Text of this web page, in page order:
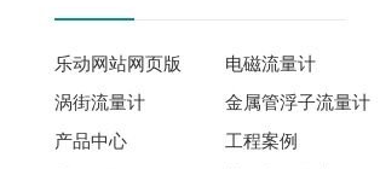
乐动网站网页版
电磁流量计
涡街流量计
金属管浮子流量计
产品中心
工程案例